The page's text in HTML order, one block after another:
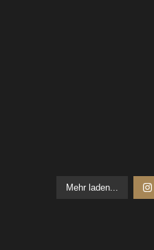
Mehr laden...